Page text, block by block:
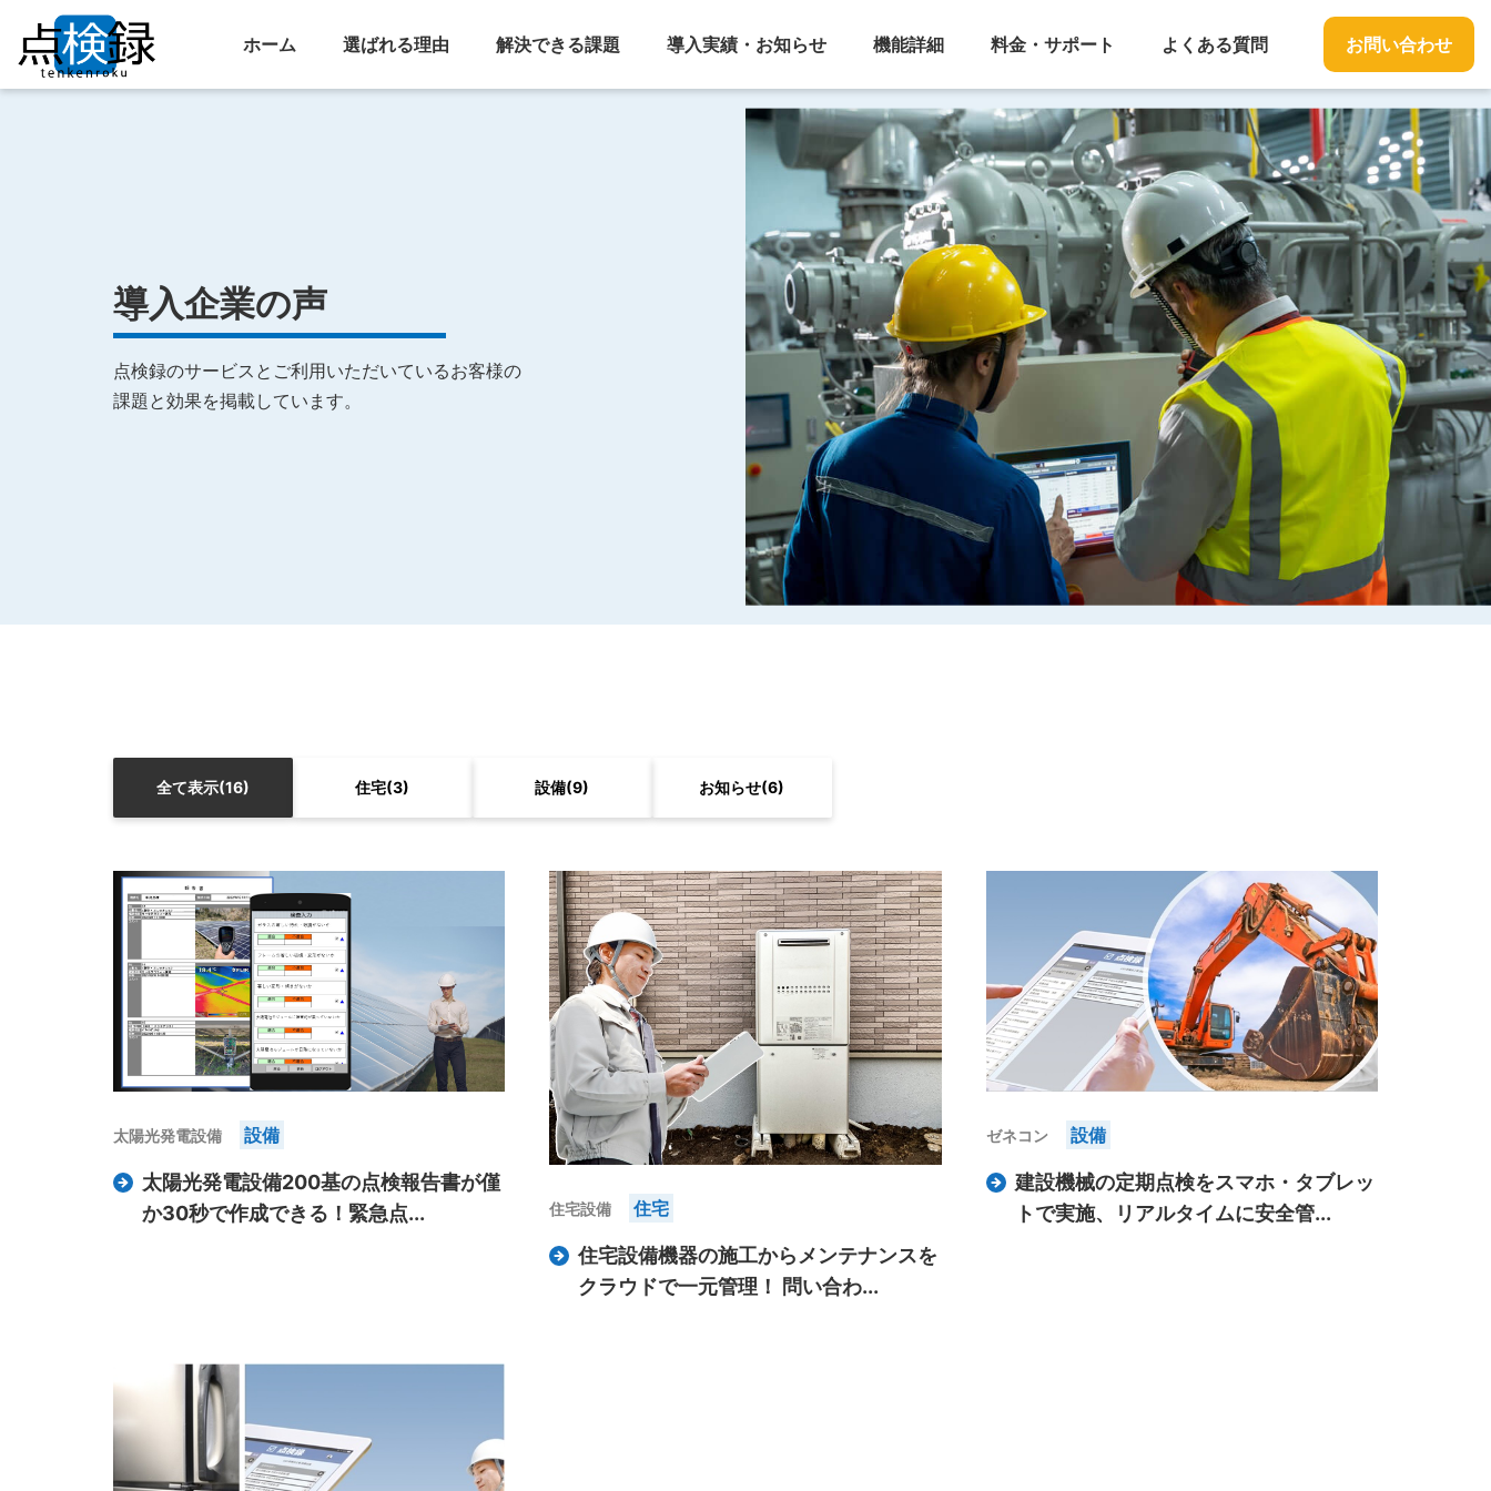
ホーム 選ばれる理由 解決できる課題 導入実績・お知らせ 機能詳細 料金・サポート よくある質問 お問い合わせ
導入企業の声
点検録のサービスとご利用いただいているお客様の
課題と効果を掲載しています。
全て表示(16) 住宅(3) 設備(9) お知らせ(6)
太陽光発電設備 設備
太陽光発電設備200基の点検報告書が僅
か30秒で作成できる！緊急点...
住宅設備 住宅
住宅設備機器の施工からメンテナンスを
クラウドで一元管理！ 問い合わ...
ゼネコン 設備
建設機械の定期点検をスマホ・タブレッ
トで実施、リアルタイムに安全管...